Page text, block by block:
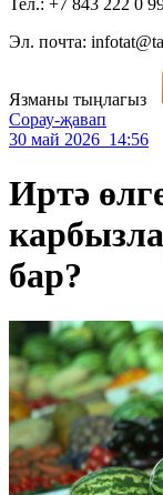
Тел.: +7 843 222 0
Эл. почта:
Язманы тыңлагыз
Сорау-җавап
30 май 2026 14:56
Иртә
бар?